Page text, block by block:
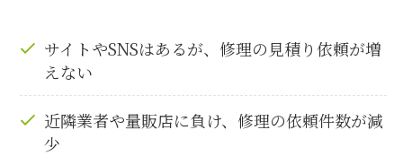
サイトやSNSはあるが、修理の見積り依頼が増
えない
近隣業者や量販店に負け、修理の依頼件数が減
少